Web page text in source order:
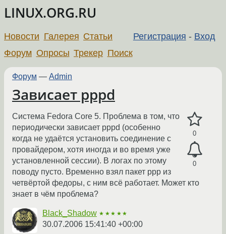
LINUX.ORG.RU
Регистрация - Вход
Новости Галерея Статьи
Форум Опросы Трекер Поиск
Форум — Admin
Зависает pppd
0
0
Система Fedora Core 5. Проблема в том, что
периодически зависает pppd (особенно
когда не удаётся установить соединение с
провайдером, хотя иногда и во время уже
установленной сессии). В логах по этому
поводу пусто. Временно взял пакет ppp из
четвёртой федоры, с ним всё работает. Может кто
знает в чём проблема?
Black_Shadow ★★★★★
30.07.2006 15:41:40 +00:00